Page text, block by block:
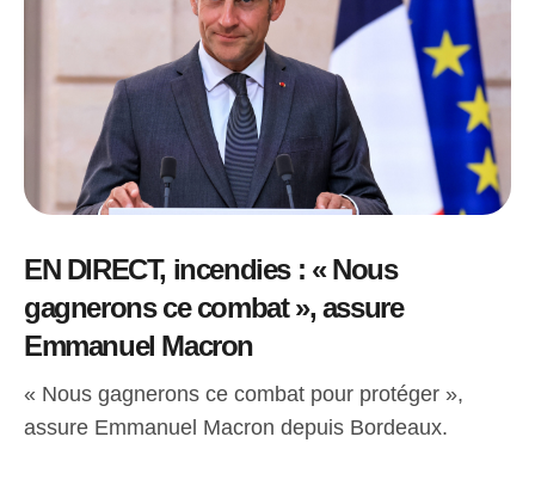
EN DIRECT, incendies : « Nous
gagnerons ce combat », assure
Emmanuel Macron
« Nous gagnerons ce combat pour protéger »,
assure Emmanuel Macron depuis Bordeaux.